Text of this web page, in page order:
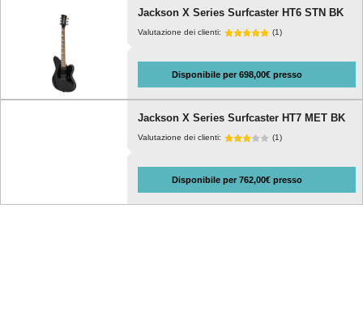
Jackson X Series Surfcaster HT6 STN BK
Valutazione dei clienti: (1)
Disponibile per 698,00€ presso
Jackson X Series Surfcaster HT7 MET BK
Valutazione dei clienti: (1)
Disponibile per 762,00€ presso